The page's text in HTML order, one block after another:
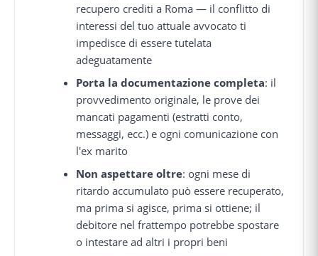
recupero crediti a Roma — il conflitto di
interessi del tuo attuale avvocato ti
impedisce di essere tutelata
adeguatamente
Porta la documentazione completa: il
provvedimento originale, le prove dei
mancati pagamenti (estratti conto,
messaggi, ecc.) e ogni comunicazione con
l'ex marito
Non aspettare oltre: ogni mese di
ritardo accumulato può essere recuperato,
ma prima si agisce, prima si ottiene; il
debitore nel frattempo potrebbe spostare
o intestare ad altri i propri beni